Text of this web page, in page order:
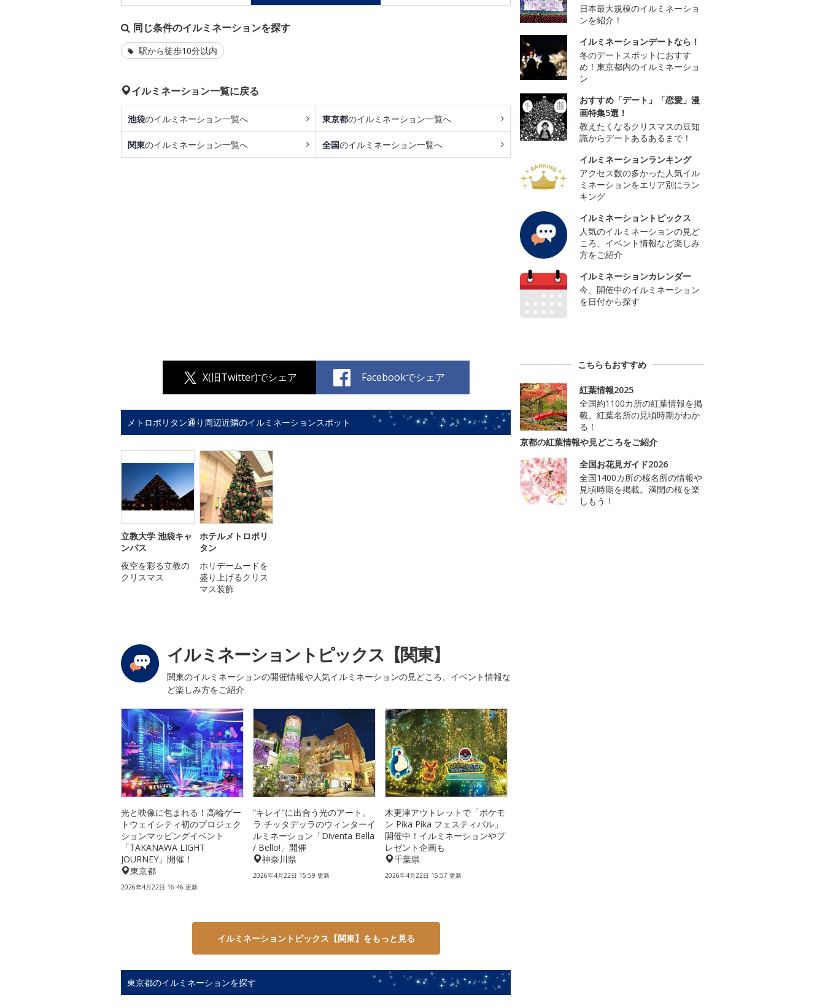
同じ条件のイルミネーションを探す
駅から徒歩10分以内
イルミネーション一覧に戻る
池袋のイルミネーション一覧へ 東京都のイルミネーション一覧へ
関東のイルミネーション一覧へ 全国のイルミネーション一覧へ
X(旧Twitter)でシェア Facebookでシェア
メトロポリタン通り周辺近隣のイルミネーションスポット
立教大学 池袋キャ
ンパス
夜空を彩る立教の
クリスマス
ホテルメトロポリ
タン
ホリデームードを
盛り上げるクリス
マス装飾
イルミネーショントピックス【関東】
関東のイルミネーションの開催情報や人気イルミネーションの見どころ、イベント情報な
ど楽しみ方をご紹介
光と映像に包まれる！高輪ゲー
トウェイシティ初のプロジェク
ションマッピングイベント
「TAKANAWA LIGHT
JOURNEY」開催！
東京都
2026年4月22日 16:46 更新
“キレイ”に出合う光のアート。
ラ チッタデッラのウィンターイ
ルミネーション「Diventa Bella
/ Bello!」開催
神奈川県
2026年4月22日 15:59 更新
木更津アウトレットで「ポケモ
ン Pika Pika フェスティバル」
開催中！イルミネーションやプ
レゼント企画も
千葉県
2026年4月22日 15:57 更新
イルミネーショントピックス【関東】をもっと見る
東京都のイルミネーションを探す
日本最大規模のイルミネーショ
ンを紹介！
イルミネーションデートなら！
冬のデートスポットにおすす
め！東京都内のイルミネーショ
ン
おすすめ「デート」「恋愛」漫
画特集5選！
教えたくなるクリスマスの豆知
識からデートあるあるまで！
イルミネーションランキング
アクセス数の多かった人気イル
ミネーションをエリア別にラン
キング
イルミネーショントピックス
人気のイルミネーションの見ど
ころ、イベント情報など楽しみ
方をご紹介
イルミネーションカレンダー
今、開催中のイルミネーション
を日付から探す
こちらもおすすめ
紅葉情報2025
全国約1100カ所の紅葉情報を掲
載。紅葉名所の見頃時期がわか
る！
京都の紅葉情報や見どころをご紹介
全国お花見ガイド2026
全国1400カ所の桜名所の情報や
見頃時期を掲載。満開の桜を楽
しもう！